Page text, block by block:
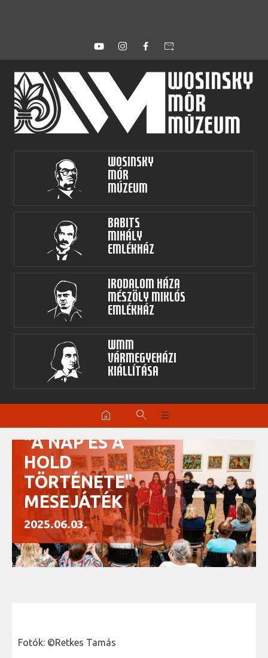
forward_to_inbox
Wosinsky
Mór
Múzeum
Babits
Mihály
Emlékház
Irodalom Háza
Mészöly Miklós
Emlékház
WMM
Vármegyeházi
kiállítása
home search ☰
"A NAP ÉS A
HOLD
TÖRTÉNETE"
MESEJÁTÉK
2025.06.03.
Fotók: ©Retkes Tamás